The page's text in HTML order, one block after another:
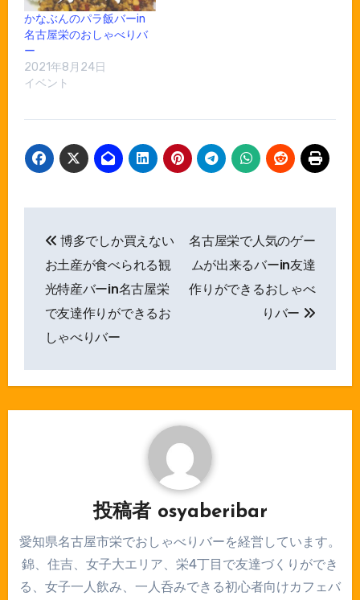
かなぶんのパラ飯バーin
名古屋栄のおしゃべりバ
ー
2021年8月24日
イベント
稿
ナ
ー
博多でしか買えない
お土産が食べられる観
光特産バーin名古屋栄
で友達作りができるお
しゃべりバー
名古屋栄で人気のゲー
ムが出来るバーin友達
作りができるおしゃべ
りバー
投稿者 osyaberibar
愛知県名古屋市栄でおしゃべりバーを経営しています。
錦、住吉、女子大エリア、栄4丁目で友達づくりができ
る、女子一人飲み、一人呑みできる初心者向けカフェバ